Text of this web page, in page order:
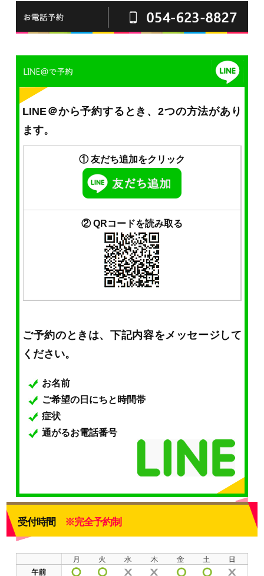
LINE＠から予約するとき、2つの方法があり
ます。
① 友だち追加をクリック
② QRコードを読み取る
ご予約のときは、下記内容をメッセージして
ください。
お名前
ご希望の日にちと時間帯
症状
通がるお電話番号
受付時間 ※完全予約制